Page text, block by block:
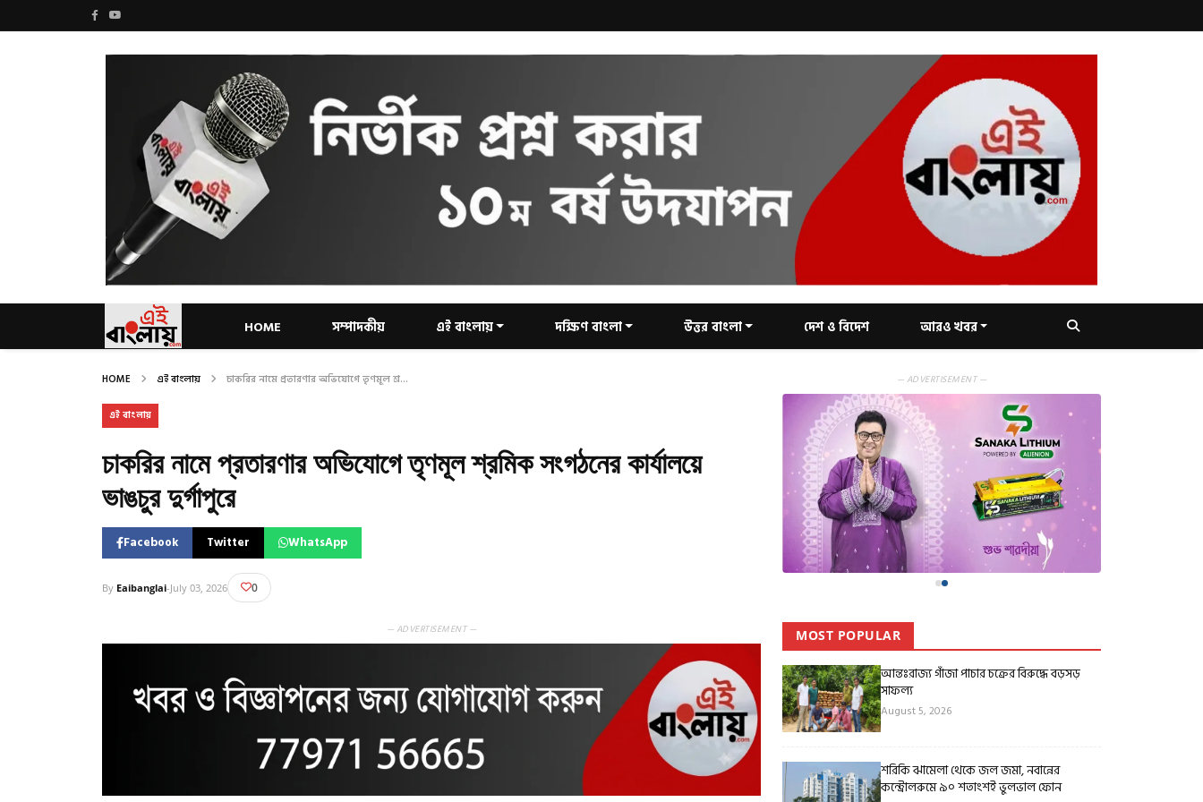
HOME সম্পাদকীয় এই বাংলায় দক্ষিণ বাংলা উত্তর বাংলা দেশ ও বিদেশ আরও খবর
HOME এই বাংলায় চাকরির নামে প্রতারণার অভিযোগে তৃণমূল শ্র...
এই বাংলায়
চাকরির নামে প্রতারণার অভিযোগে তৃণমূল শ্রমিক সংগঠনের কার্যালয়ে
ভাঙচুর দুর্গাপুরে
Facebook Twitter WhatsApp
By Eaibanglai-July 03, 2026 0
— ADVERTISEMENT —
— ADVERTISEMENT —
MOST POPULAR
আন্তঃরাজ্য গাঁজা পাচার চক্রের বিরুদ্ধে বড়সড়
সাফল্য
August 5, 2026
শরিকি ঝামেলা থেকে জল জমা, নবান্নের
কন্ট্রোলরুমে ৯০ শতাংশই ভুলভাল ফোন